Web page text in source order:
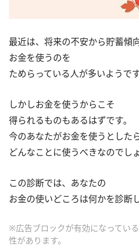
最近は、将来の不安から貯蓄傾
お金を使うのを
ためらっている人が多いようです
しかしお金を使うからこそ
得られるものもあるはずです。
今のあなたがお金を使うとしたら
どんなことに使うべきなのでし
この診断では、あなたの
お金の使いどころは何かを診断し
※広告ブロックが有効になってい
性があります。